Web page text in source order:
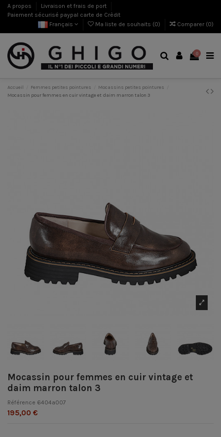
A propos
Livraison et frais de port
Paiement sécurisé paypal carte de Crèdit
Français
Ma liste de souhaits (0) Comparer (0)
0
Accueil Femmes petites pointures
Mocassins petites pointures
Mocassin pour femmes en cuir vintage et daim marron talon 3
Mocassin pour femmes en cuir vintage et
daim marron talon 3
Référence 6404a007
195,00 €